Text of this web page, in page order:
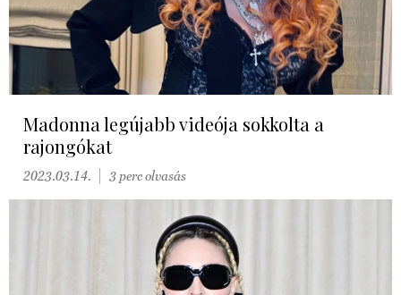
Madonna legújabb videója sokkolta a
rajongókat
2023.03.14. 3 perc olvasás